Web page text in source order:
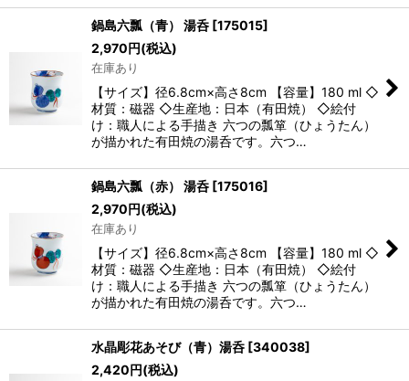
鍋島六瓢（青） 湯呑 [175015]
2,970円(税込)
在庫あり
【サイズ】径6.8cm×高さ8cm 【容量】180 ml ◇
材質：磁器 ◇生産地：日本（有田焼） ◇絵付
け：職人による手描き 六つの瓢箪（ひょうたん）
が描かれた有田焼の湯呑です。六つ…
鍋島六瓢（赤） 湯呑 [175016]
2,970円(税込)
在庫あり
【サイズ】径6.8cm×高さ8cm 【容量】180 ml ◇
材質：磁器 ◇生産地：日本（有田焼） ◇絵付
け：職人による手描き 六つの瓢箪（ひょうたん）
が描かれた有田焼の湯呑です。六つ…
水晶彫花あそび（青）湯呑 [340038]
2,420円(税込)